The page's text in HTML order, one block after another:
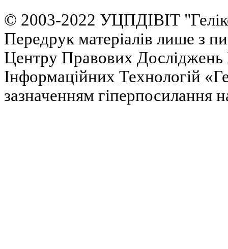
© 2003-2022 УЦПДІВІТ
Передрук матеріалів лише з
Центру Правових Досліджень
Інформаційних Технологій
зазначенням гіперпосилання